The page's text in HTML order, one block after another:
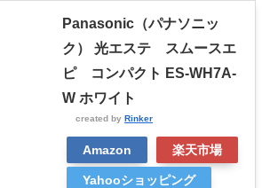
Panasonic（パナソニッ
ク） 光エステ スムースエ
ピ コンパクト ES-WH7A-
W ホワイト
created by Rinker
Amazon 楽天市場
Yahooショッピング